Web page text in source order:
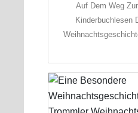
Auf Dem Weg
Kinderbuchlesen